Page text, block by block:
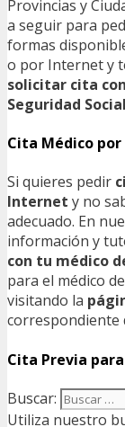
Provincias y
a seguir para
formas
o por Internet y
solicitar cita
Seguridad Social
Cita Médico
Si quieres pedir
Internet y no
adecuado. En
información y
con tu médico
para el médico
visitando la
correspondiente
Cita Previa
Buscar:
Utiliza nuestro